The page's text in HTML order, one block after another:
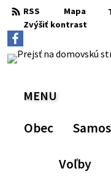
Preskočiť
obsah
RSS
RSS
Mapa
Mapa
Zvýšiť kontrast
kontrast
PREPNÚŤ
MENU
Obec
Voľby